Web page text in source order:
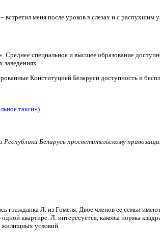
меня после уроков в слезах и с распухшим
Среднее специальное и высшее образование
заведениях.
Конституцией Беларуси доступность и
такси»)
Беларусь просветительскому
Л. из Гомеля. Двое членов ее семьи
квартире. Л. интересуется, каковы нормы
жилищных условий.